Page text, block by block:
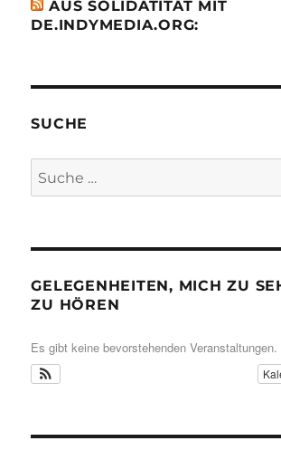
AUS SOLIDATITÄT MIT
DE.INDYMEDIA.ORG:
SUCHE
Suche
nach:
GELEGENHEITEN, MICH ZU
ZU HÖREN
Es gibt keine bevorstehenden Veranstaltungen.